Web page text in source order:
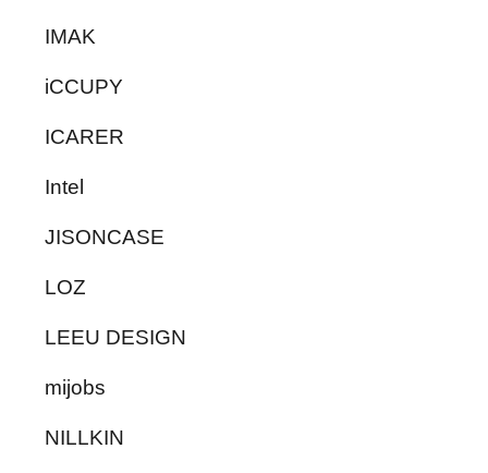
IMAK
iCCUPY
ICARER
Intel
JISONCASE
LOZ
LEEU DESIGN
mijobs
NILLKIN